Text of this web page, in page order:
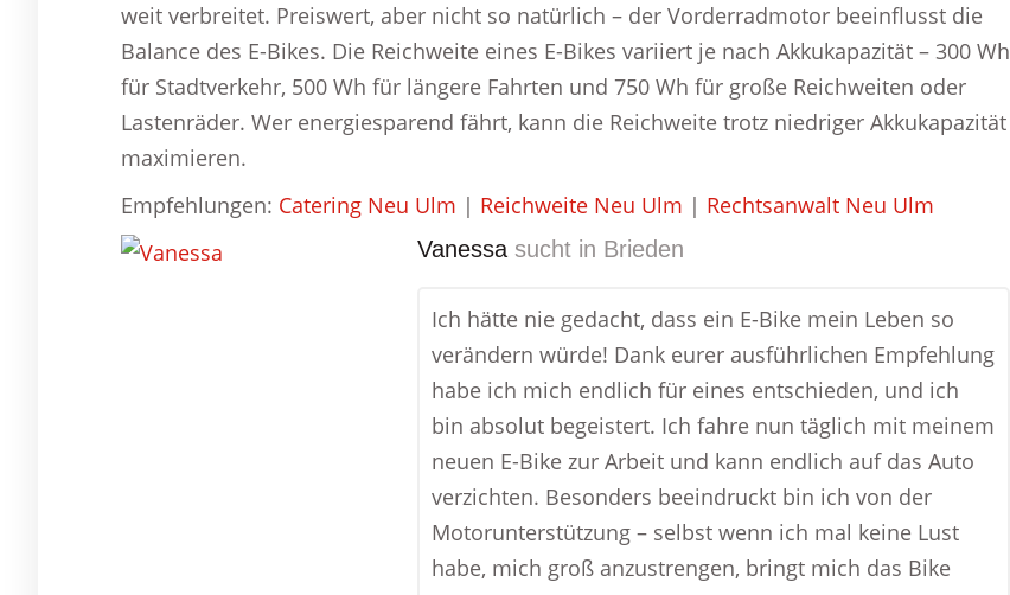
weit verbreitet. Preiswert, aber nicht so natürlich – der Vorderradmotor beeinflusst die
Balance des E-Bikes. Die Reichweite eines E-Bikes variiert je nach Akkukapazität – 300 Wh
für Stadtverkehr, 500 Wh für längere Fahrten und 750 Wh für große Reichweiten oder
Lastenräder. Wer energiesparend fährt, kann die Reichweite trotz niedriger Akkukapazität
maximieren.
Empfehlungen: Catering Neu Ulm | Reichweite Neu Ulm | Rechtsanwalt Neu Ulm
Vanessa sucht in Brieden
Ich hätte nie gedacht, dass ein E-Bike mein Leben so
verändern würde! Dank eurer ausführlichen Empfehlung
habe ich mich endlich für eines entschieden, und ich
bin absolut begeistert. Ich fahre nun täglich mit meinem
neuen E-Bike zur Arbeit und kann endlich auf das Auto
verzichten. Besonders beeindruckt bin ich von der
Motorunterstützung – selbst wenn ich mal keine Lust
habe, mich groß anzustrengen, bringt mich das Bike